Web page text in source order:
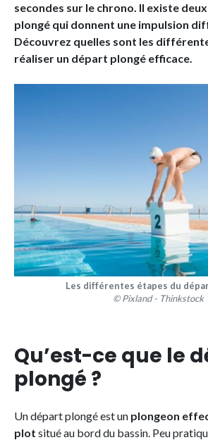
secondes sur le chrono. Il existe
plongé qui donnent une impulsion
Découvrez quelles sont les
réaliser un départ plongé efficace.
Les différentes étapes du
© Pixland - Thinkstock
Qu’est-ce que le
plongé ?
Un départ plongé est un plongeon
plot situé au bord du bassin. Peu